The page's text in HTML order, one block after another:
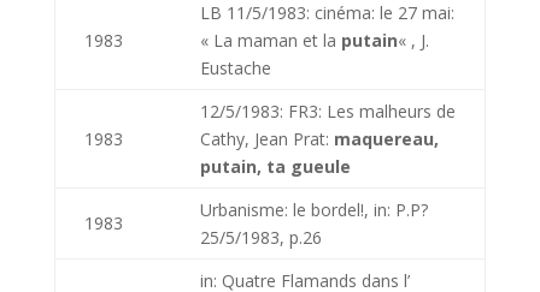
1983
LB 11/5/1983: cinéma: le 27 mai:
« La maman et la putain« , J.
Eustache
1983
12/5/1983: FR3: Les malheurs de
Cathy, Jean Prat: maquereau,
putain, ta gueule
1983
Urbanisme: le bordel!, in: P.P?
25/5/1983, p.26
in: Quatre Flamands dans l’